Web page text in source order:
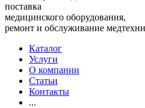
поставка
медицинского оборудования,
ремонт и обслуживание
Каталог
Услуги
О компании
Статьи
Контакты
...